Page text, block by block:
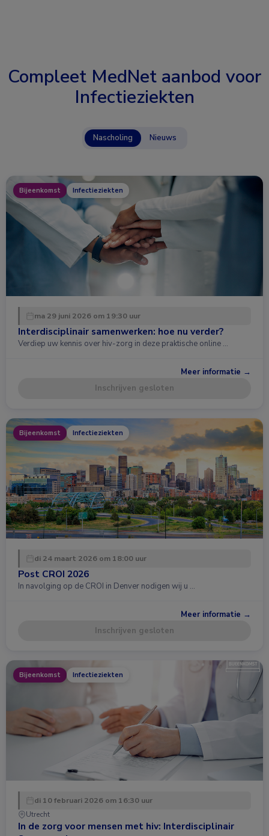
Compleet MedNet aanbod voor
Infectieziekten
Nascholing Nieuws
Bijeenkomst Infectieziekten
ma 29 juni 2026 om 19:30 uur
Interdisciplinair samenwerken: hoe nu verder?
Verdiep uw kennis over hiv-zorg in deze praktische online …
Meer informatie →
Inschrijven gesloten
Bijeenkomst Infectieziekten
di 24 maart 2026 om 18:00 uur
Post CROI 2026
In navolging op de CROI in Denver nodigen wij u …
Meer informatie →
Inschrijven gesloten
Bijeenkomst Infectieziekten
di 10 februari 2026 om 16:30 uur
Utrecht
In de zorg voor mensen met hiv: Interdisciplinair